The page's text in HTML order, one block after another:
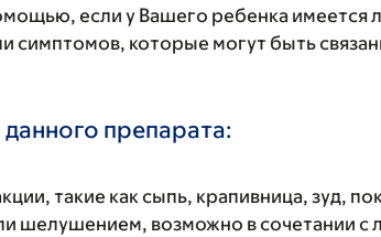
если у Вашего ребенка имеется
симптомов, которые могут быть
препарата:
такие как сыпь, крапивница, зуд,
шелушением, возможно в сочетании с